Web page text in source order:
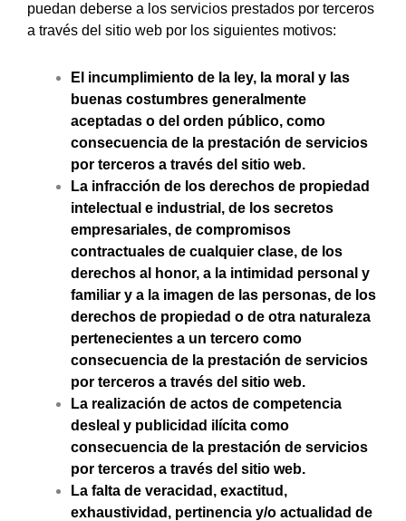
puedan deberse a los servicios prestados por terceros
a través del sitio web por los siguientes motivos:
El incumplimiento de la ley, la moral y las
buenas costumbres generalmente
aceptadas o del orden público, como
consecuencia de la prestación de servicios
por terceros a través del sitio web.
La infracción de los derechos de propiedad
intelectual e industrial, de los secretos
empresariales, de compromisos
contractuales de cualquier clase, de los
derechos al honor, a la intimidad personal y
familiar y a la imagen de las personas, de los
derechos de propiedad o de otra naturaleza
pertenecientes a un tercero como
consecuencia de la prestación de servicios
por terceros a través del sitio web.
La realización de actos de competencia
desleal y publicidad ilícita como
consecuencia de la prestación de servicios
por terceros a través del sitio web.
La falta de veracidad, exactitud,
exhaustividad, pertinencia y/o actualidad de